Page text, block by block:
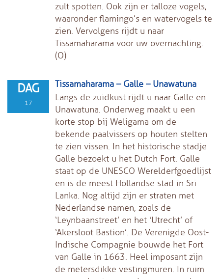
zult spotten. Ook zijn er talloze vogels,
waaronder flamingo’s en watervogels te
zien. Vervolgens rijdt u naar
Tissamaharama voor uw overnachting.
(O)
DAG
17
Tissamaharama – Galle – Unawatuna
Langs de zuidkust rijdt u naar Galle en
Unawatuna. Onderweg maakt u een
korte stop bij Weligama om de
bekende paalvissers op houten stelten
te zien vissen. In het historische stadje
Galle bezoekt u het Dutch Fort. Galle
staat op de UNESCO Werelderfgoedlijst
en is de meest Hollandse stad in Sri
Lanka. Nog altijd zijn er straten met
Nederlandse namen, zoals de
‘Leynbaanstreet’ en het ‘Utrecht’ of
‘Akersloot Bastion’. De Verenigde Oost-
Indische Compagnie bouwde het Fort
van Galle in 1663. Heel imposant zijn
de metersdikke vestingmuren. In ruim